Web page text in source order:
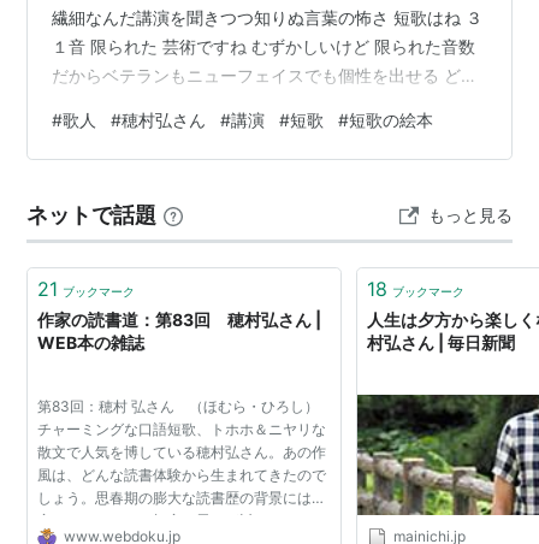
繊細なんだ講演を聞きつつ知りぬ言葉の怖さ 短歌はね ３
１音 限られた 芸術ですね むずかしいけど 限られた音数
だからベテランもニューフェイスでも個性を出せる どう
こる
#歌人 #穂村弘さん #講演 #短歌 #短歌の絵本
ネットで話題 もっと見る
21 ブックマーク
作家の読書道：第83回 穂村弘さん |
WEB本の雑誌
第83回：穂村 弘さん （ほむら・ひろし）
チャーミングな口語短歌、トホホ＆ニヤリな
散文で人気を博している穂村弘さん。あの作
風は、どんな読書体験から生まれてきたので
しょう。思春期の膨大な読書歴の背景には、
実はとてつもなく切実な思いが託されていま
www.webdoku.jp
18 ブックマーク
人生は夕方から楽し
村弘さん | 毎日新聞
mainichi.jp